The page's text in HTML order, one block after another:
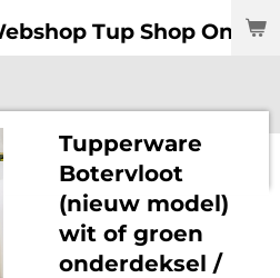
Tup Shop
Tupperware
Botervloot
(nieuw model)
wit of groen
onderdeksel /